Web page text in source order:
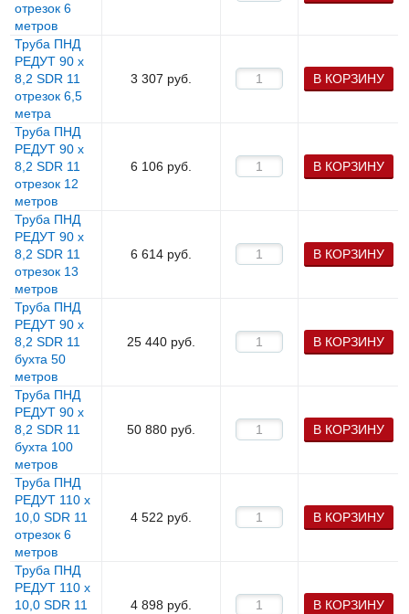
отрезок 6
метров
Труба ПНД
РЕДУТ 90 х
8,2 SDR 11
отрезок 6,5
метра
3 307 руб. В КОРЗИНУ
Труба ПНД
РЕДУТ 90 х
8,2 SDR 11
отрезок 12
метров
6 106 руб. В КОРЗИНУ
Труба ПНД
РЕДУТ 90 х
8,2 SDR 11
отрезок 13
метров
6 614 руб. В КОРЗИНУ
Труба ПНД
РЕДУТ 90 х
8,2 SDR 11
бухта 50
метров
25 440 руб. В КОРЗИНУ
Труба ПНД
РЕДУТ 90 х
8,2 SDR 11
бухта 100
метров
50 880 руб. В КОРЗИНУ
Труба ПНД
РЕДУТ 110 х
10,0 SDR 11
отрезок 6
метров
4 522 руб. В КОРЗИНУ
Труба ПНД
РЕДУТ 110 х
10,0 SDR 11
4 898 руб. В КОРЗИНУ